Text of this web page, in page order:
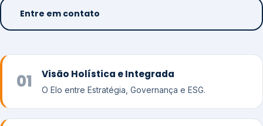
Entre em contato
01 Visão Holística e Integrada
O Elo entre Estratégia, Governança e ESG.